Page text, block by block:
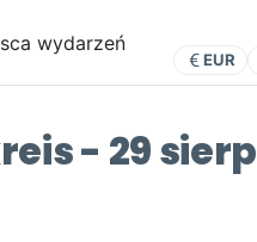
wydarzeń
EUR
- 29